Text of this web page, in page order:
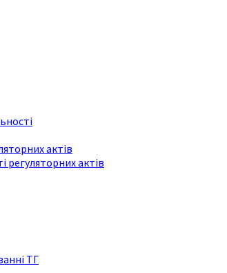
актів
регуляторних актів
ТГ